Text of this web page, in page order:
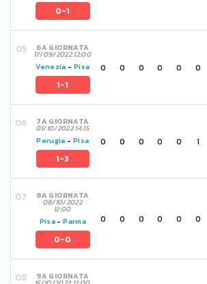
0-1
6A GIORNATA
17/09/2022 12:00
Venezia - Pisa
1-1
0 0 0 0 0 0
7A GIORNATA
01/10/2022 14:15
Perugia - Pisa
1-3
0 0 0 0 0 1
8A GIORNATA
08/10/2022
12:00
Pisa -Parma
0-0
0 0 0 0 0 0
9A GIORNATA